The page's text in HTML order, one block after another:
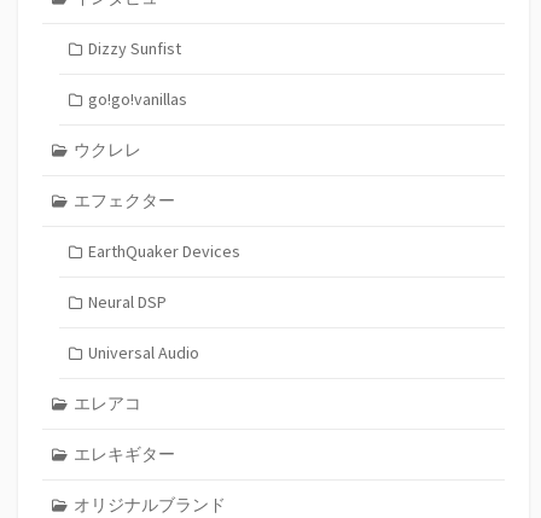
Dizzy Sunfist
go!go!vanillas
ウクレレ
エフェクター
EarthQuaker Devices
Neural DSP
Universal Audio
エレアコ
エレキギター
オリジナルブランド